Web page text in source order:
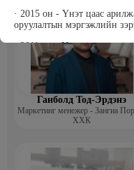
· 2015 он - Үнэт цаас
оруулалтын мэргэжлийн
· 2011 он - Үнэт цаас
дилерийн мэргэжлийн зэрэг
Ажлын туршлага:
· 2024 он – Одоог хүртэл -
газрын захирал
· 2023 он - Мандал даатгал
· 2020 он – Мандал
Ганболд Тод-Эрдэнэ
Маркетинг менежер - Зангиа
ХХК